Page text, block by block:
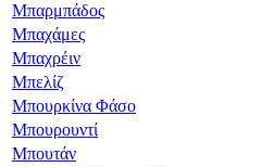
Μπαρμπάδος
Μπαχάμες
Μπαχρέιν
Μπελίζ
Μπουρκίνα Φάσο
Μπουρουντί
Μπουτάν